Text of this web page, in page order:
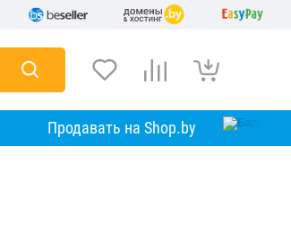
Продавать на Shop.by